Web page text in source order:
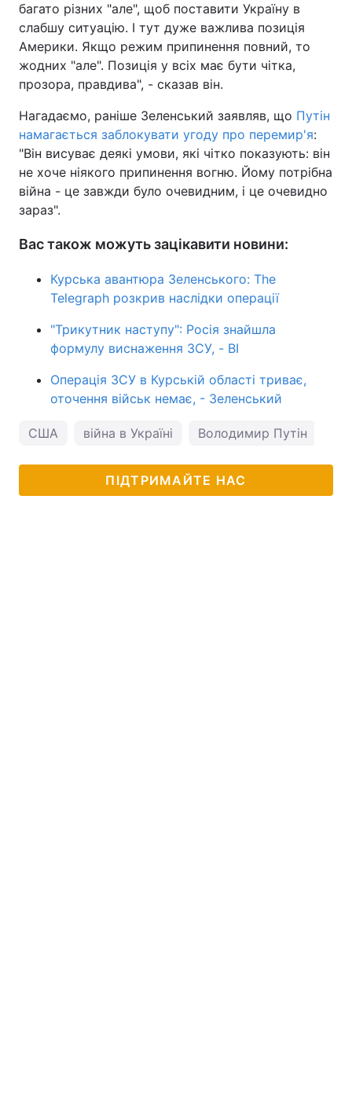
багато різних "але", щоб поставити Україну в
слабшу ситуацію. І тут дуже важлива позиція
Америки. Якщо режим припинення повний, то
жодних "але". Позиція у всіх має бути чітка,
прозора, правдива", - сказав він.
Нагадаємо, раніше Зеленський заявляв, що Путін
намагається заблокувати угоду про перемир'я:
"Він висуває деякі умови, які чітко показують: він
не хоче ніякого припинення вогню. Йому потрібна
війна - це завжди було очевидним, і це очевидно
зараз".
Вас також можуть зацікавити новини:
Курська авантюра Зеленського: The
Telegraph розкрив наслідки операції
"Трикутник наступу": Росія знайшла
формулу виснаження ЗСУ, - BI
Операція ЗСУ в Курській області триває,
оточення військ немає, - Зеленський
США війна в Україні Володимир Путін
ПІДТРИМАЙТЕ НАС